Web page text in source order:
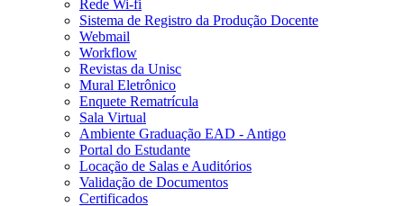
Rede Wi-fi
Sistema de Registro da Produção Docente
Webmail
Workflow
Revistas da Unisc
Mural Eletrônico
Enquete Rematrícula
Sala Virtual
Ambiente Graduação EAD - Antigo
Portal do Estudante
Locação de Salas e Auditórios
Validação de Documentos
Certificados